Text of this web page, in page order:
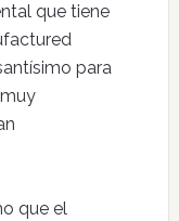
que tiene
para
que el